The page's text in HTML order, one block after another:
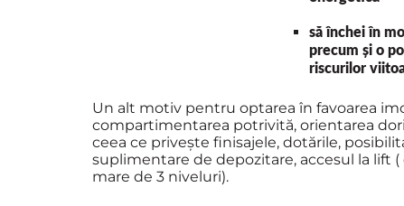
să închei în
precum și o
riscurilor
Un alt motiv pentru optarea în favoarea
compartimentarea potrivită, orientarea
ceea ce privește finisajele, dotările,
suplimentare de depozitare, accesul la
mare de 3 niveluri).